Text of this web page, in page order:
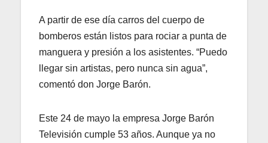
A partir de ese día carros del cuerpo de
bomberos están listos para rociar a punta de
manguera y presión a los asistentes. “Puedo
llegar sin artistas, pero nunca sin agua”,
comentó don Jorge Barón.
Este 24 de mayo la empresa Jorge Barón
Televisión cumple 53 años. Aunque ya no